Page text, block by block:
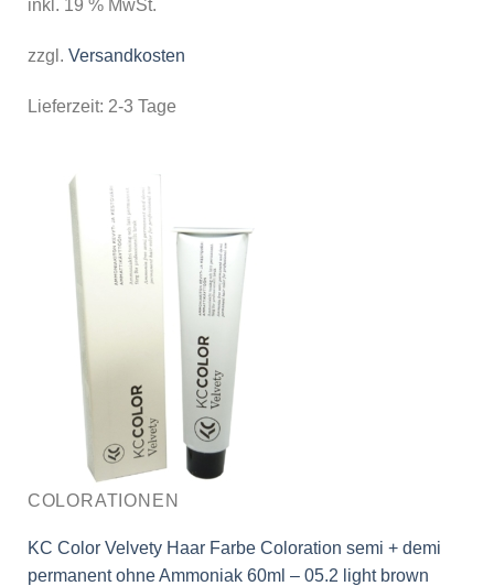
inkl. 19 % MwSt.
zzgl. Versandkosten
Lieferzeit: 2-3 Tage
COLORATIONEN
KC Color Velvety Haar Farbe Coloration semi + demi
permanent ohne Ammoniak 60ml – 05.2 light brown